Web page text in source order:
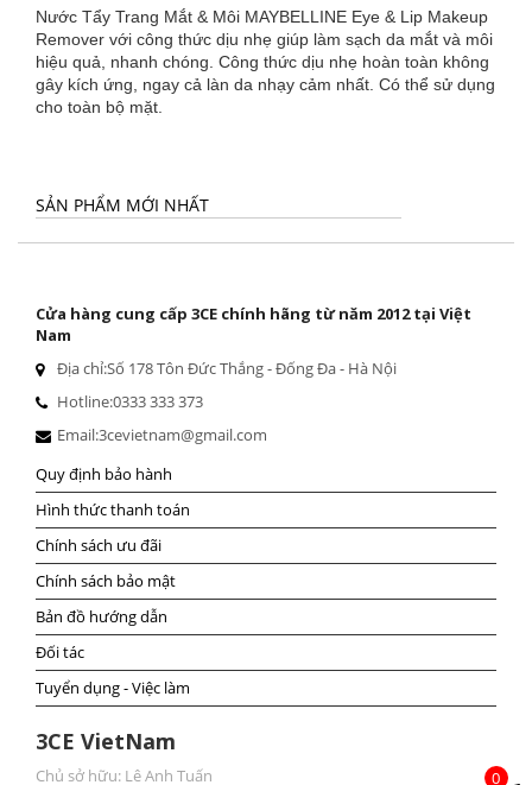
Nước Tẩy Trang Mắt & Môi MAYBELLINE Eye & Lip Makeup
Remover với công thức dịu nhẹ giúp làm sạch da mắt và môi
hiệu quả, nhanh chóng. Công thức dịu nhẹ hoàn toàn không
gây kích ứng, ngay cả làn da nhạy cảm nhất. Có thể sử dụng
cho toàn bộ mặt.
SẢN PHẨM MỚI NHẤT
Cửa hàng cung cấp 3CE chính hãng từ năm 2012 tại Việt
Nam
Địa chỉ:Số 178 Tôn Đức Thắng - Đống Đa - Hà Nội
Hotline:0333 333 373
Email:3cevietnam@gmail.com
Quy định bảo hành
Hình thức thanh toán
Chính sách ưu đãi
Chính sách bảo mật
Bản đồ hướng dẫn
Đối tác
Tuyển dụng - Việc làm
3CE VietNam
Chủ sở hữu: Lê Anh Tuấn 0